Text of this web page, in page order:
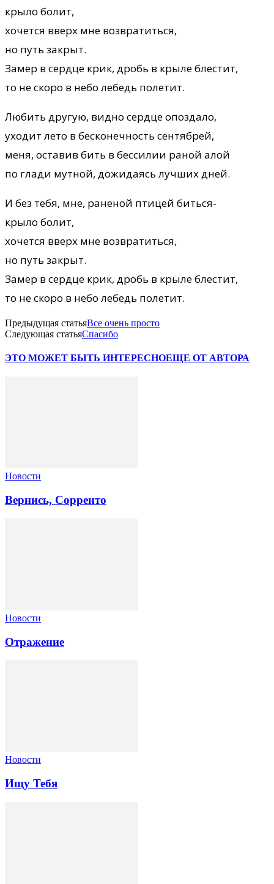
крыло болит,
хочется вверх мне возвратиться,
но путь закрыт.
Замер в сердце крик, дробь в крыле блестит,
то не скоро в небо лебедь полетит.
Любить другую, видно сердце опоздало,
уходит лето в бесконечность сентябрей,
меня, оставив бить в бессилии раной алой
по глади мутной, дожидаясь лучших дней.
И без тебя, мне, раненой птицей биться-
крыло болит,
хочется вверх мне возвратиться,
но путь закрыт.
Замер в сердце крик, дробь в крыле блестит,
то не скоро в небо лебедь полетит.
Предыдущая статьяВсе очень просто
Следующая статьяСпасибо
ЭТО МОЖЕТ БЫТЬ ИНТЕРЕСНОЕЩЕ ОТ АВТОРА
Новости
Вернись, Сорренто
Новости
Отражение
Новости
Ищу Тебя